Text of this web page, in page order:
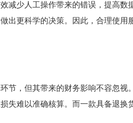
减少人工操作带来的错误，提高数
出更科学的决策。因此，合理使用
节，但其带来的财务影响不容忽视
失难以准确核算。而一款具备退换